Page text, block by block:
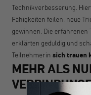
Technikverbesserung.
Fähigkeiten feilen, neue
gewinnen. Die
erklärten geduldig und
Teilnehmerin sich trauen
MEHR ALS